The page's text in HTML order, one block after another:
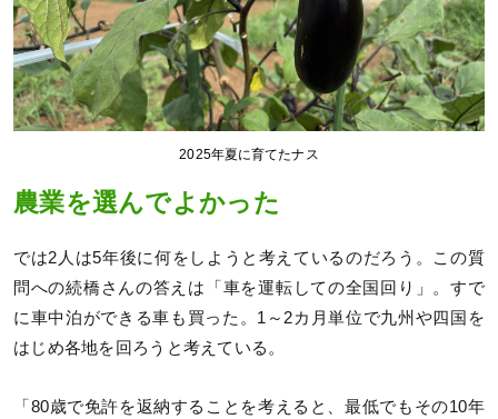
2025年夏に育てたナス
農業を選んでよかった
では2人は5年後に何をしようと考えているのだろう。この質
問への続橋さんの答えは「車を運転しての全国回り」。すで
に車中泊ができる車も買った。1～2カ月単位で九州や四国を
はじめ各地を回ろうと考えている。
「80歳で免許を返納することを考えると、最低でもその10年